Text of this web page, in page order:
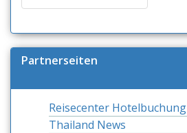
Partnerseiten
Reisecenter Hotelbuchung
Thailand News